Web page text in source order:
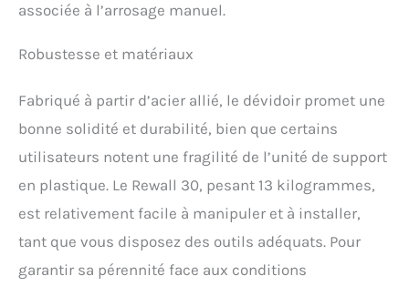
associée à l’arrosage manuel.
Robustesse et matériaux
Fabriqué à partir d’acier allié, le dévidoir promet une
bonne solidité et durabilité, bien que certains
utilisateurs notent une fragilité de l’unité de support
en plastique. Le Rewall 30, pesant 13 kilogrammes,
est relativement facile à manipuler et à installer,
tant que vous disposez des outils adéquats. Pour
garantir sa pérennité face aux conditions